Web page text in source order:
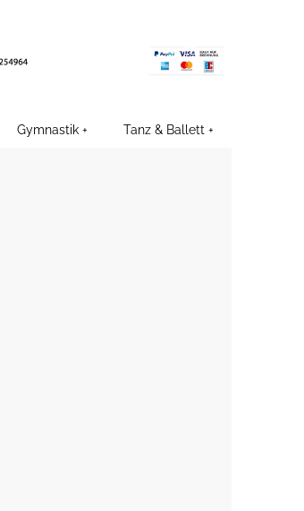
EE
Gymnastik Tanz & Ballett